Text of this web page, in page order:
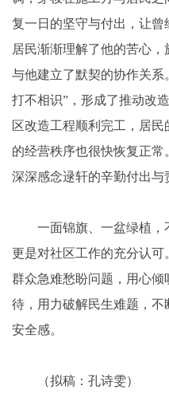
复一日的坚守与付出，让
居民渐渐理解了他的苦心
与他建立了默契的协作关系
打不相识”，形成了推动改
区改造工程顺利完工，居
的经营秩序也很快恢复正常
深深感念逯轩的辛勤付出与
一面锦旗、一盆绿植，
更是对社区工作的充分认
群众急难愁盼问题，用心
待，用力破解民生难题，不
安全感。
（拟稿：孔诗雯）